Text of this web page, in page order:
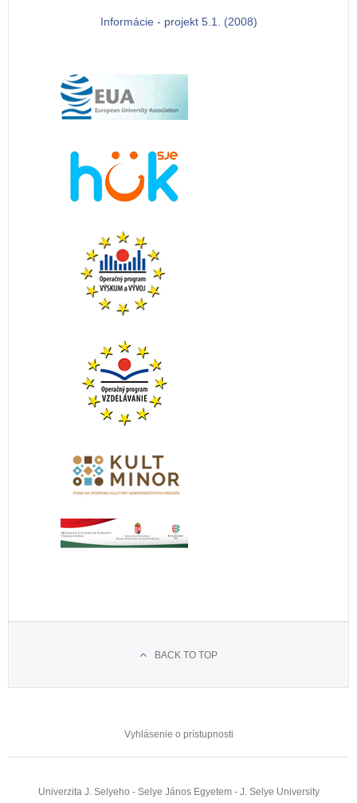
Informácie - projekt 5.1. (2008)
BACK TO TOP
Vyhlásenie o prístupnosti
Univerzita J. Selyeho - Selye János Egyetem - J. Selye University